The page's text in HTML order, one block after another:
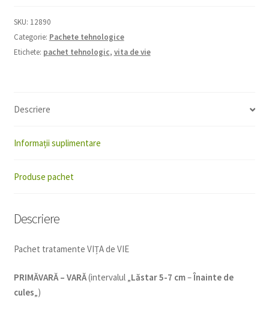
SKU: 12890
Categorie: Pachete tehnologice
Etichete: pachet tehnologic, vita de vie
Descriere
Informații suplimentare
Produse pachet
Descriere
Pachet tratamente VIȚA de VIE
PRIMĂVARĂ – VARĂ(intervalul „ Lăstar 5-7 cm–Înainte de
cules „)